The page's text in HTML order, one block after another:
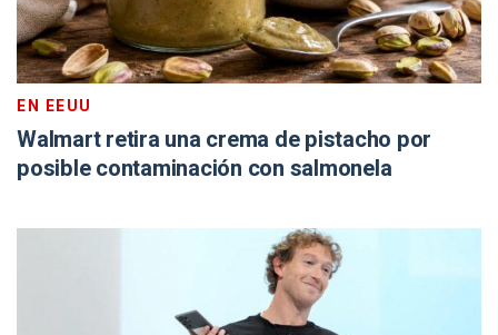
EN EEUU
Walmart retira una crema de pistacho por
posible contaminación con salmonela